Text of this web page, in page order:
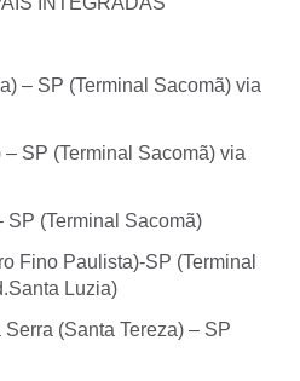
– SP (Terminal Sacomã) via
SP (Terminal Sacomã) via
SP (Terminal Sacomã)
Fino Paulista)-SP (Terminal
Luzia)
(Santa Tereza) – SP